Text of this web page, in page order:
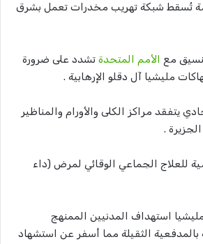
تُسقط شبكة تهريب مخدرات تعمل بشرق
مع الأمم المتحدة تشدد على ضرورة
مليشيا آل دقلو الإرهابية .
يتفقد مراكز الكلى والأورام والمناظير
.
للعلاج الجماعي الوقائي لمرض (داء
استهداف المدنيين الممنهج
الثقيلة مما أسفر عن استشهاد